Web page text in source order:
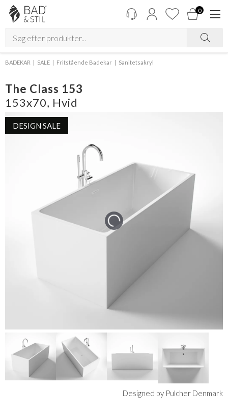
0
BADEKAR SALE Fritstående Badekar Sanitetsakryl
The Class 153
153x70, Hvid
DESIGN SALE
Designed by Pulcher Denmark